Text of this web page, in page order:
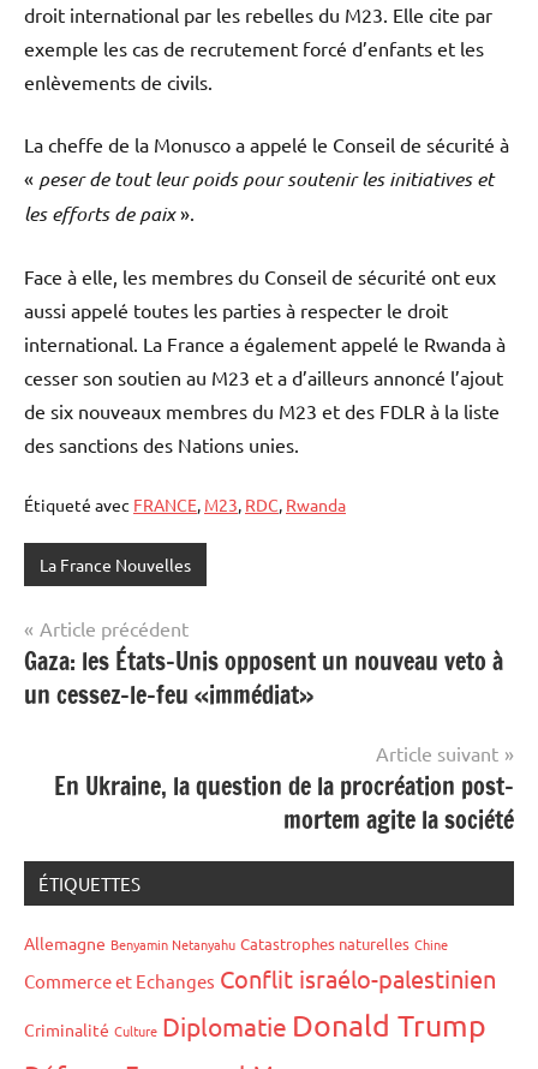
droit international par les rebelles du M23. Elle cite par
exemple les cas de recrutement forcé d’enfants et les
enlèvements de civils.
La cheffe de la Monusco a appelé le Conseil de sécurité à
« peser de tout leur poids pour soutenir les initiatives et
les efforts de paix».
Face à elle, les membres du Conseil de sécurité ont eux
aussi appelé toutes les parties à respecter le droit
international. La France a également appelé le Rwanda à
cesser son soutien au M23 et a d’ailleurs annoncé l’ajout
de six nouveaux membres du M23 et des FDLR à la liste
des sanctions des Nations unies.
Étiqueté avec FRANCE, M23, RDC, Rwanda
La France Nouvelles
Navigation
de
l’article
Article précédent
Gaza: les États-Unis opposent un nouveau veto à
un cessez-le-feu «immédiat»
Article suivant
En Ukraine, la question de la procréation post-
mortem agite la société
ÉTIQUETTES
Allemagne Benyamin Netanyahu Catastrophes naturelles Chine
Commerce et Echanges Conflit israélo-palestinien
Criminalité Culture Diplomatie Donald Trump